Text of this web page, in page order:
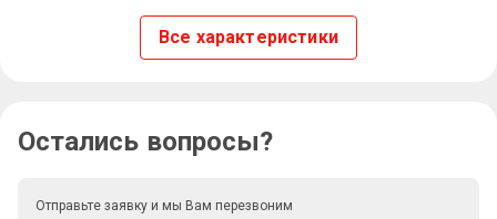
Все характеристики
Остались вопросы?
Отправьте заявку и мы Вам перезвоним